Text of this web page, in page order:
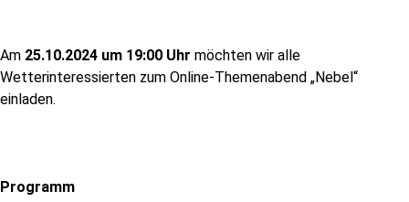
Am 25.10.2024 um 19:00 Uhr möchten wir alle
Wetterinteressierten zum Online-Themenabend „Nebel“
einladen.
Programm